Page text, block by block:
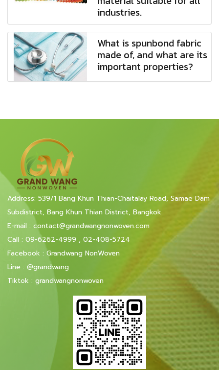
industries.
What is spunbond fabric
made of, and what are its
important properties?
Address: 539/1 Bang Khun Thian-Chaitalay Road, Samae Dam
Subdistrict, Bang Khun Thian District, Bangkok
E-mail : contact@grandwangnonwoven.com
Call : 09-6262-4999 , 02-408-5724
Facebook : Grandwang NonWoven
Line : @grandwang
Tiktok : grandwangnonwoven